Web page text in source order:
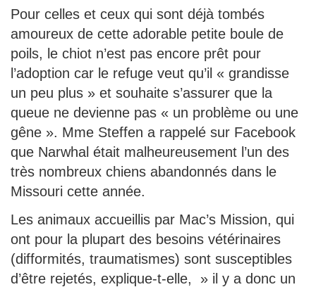
Pour celles et ceux qui sont déjà tombés
amoureux de cette adorable petite boule de
poils, le chiot n’est pas encore prêt pour
l’adoption car le refuge veut qu’il « grandisse
un peu plus » et souhaite s’assurer que la
queue ne devienne pas « un problème ou une
gêne ». Mme Steffen a rappelé sur Facebook
que Narwhal était malheureusement l’un des
très nombreux chiens abandonnés dans le
Missouri cette année.
Les animaux accueillis par Mac’s Mission, qui
ont pour la plupart des besoins vétérinaires
(difformités, traumatismes) sont susceptibles
d’être rejetés, explique-t-elle, » il y a donc un